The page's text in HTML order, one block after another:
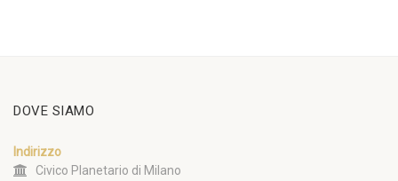
DOVE SIAMO
Indirizzo
Civico Planetario di Milano